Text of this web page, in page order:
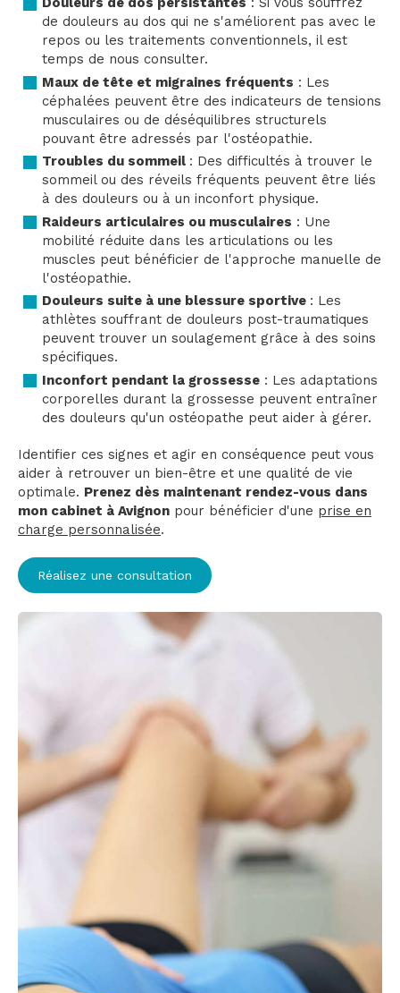
de douleurs au dos qui ne s'améliorent pas avec le
repos ou les traitements conventionnels, il est
temps de nous consulter.
Maux de tête et migraines fréquents : Les
céphalées peuvent être des indicateurs de tensions
musculaires ou de déséquilibres structurels
pouvant être adressés par l'ostéopathie.
Troubles du sommeil : Des difficultés à trouver le
sommeil ou des réveils fréquents peuvent être liés
à des douleurs ou à un inconfort physique.
Raideurs articulaires ou musculaires : Une
mobilité réduite dans les articulations ou les
muscles peut bénéficier de l'approche manuelle de
l'ostéopathie.
Douleurs suite à une blessure sportive : Les
athlètes souffrant de douleurs post-traumatiques
peuvent trouver un soulagement grâce à des soins
spécifiques.
Inconfort pendant la grossesse : Les adaptations
corporelles durant la grossesse peuvent entraîner
des douleurs qu'un ostéopathe peut aider à gérer.
Identifier ces signes et agir en conséquence peut vous
aider à retrouver un bien-être et une qualité de vie
optimale. Prenez dès maintenant rendez-vous dans
mon cabinet à Avignon pour bénéficier d'une prise en
charge personnalisée.
Réalisez une consultation